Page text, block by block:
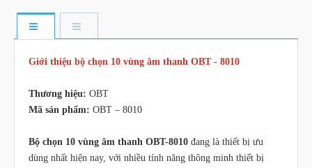
Giới thiệu bộ chọn 10 vùng âm thanh OBT - 8010
Thương hiệu: OBT
Mã sản phẩm: OBT – 8010
Bộ chọn 10 vùng âm thanh OBT-8010 đang là thiết bị ưu
dùng nhất hiện nay, với nhiều tính năng thông minh thiết bị